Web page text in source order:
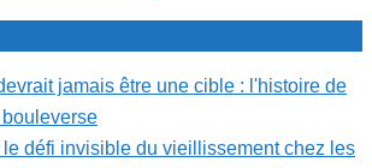
jamais être une cible : l'histoire de
défi invisible du vieillissement chez les